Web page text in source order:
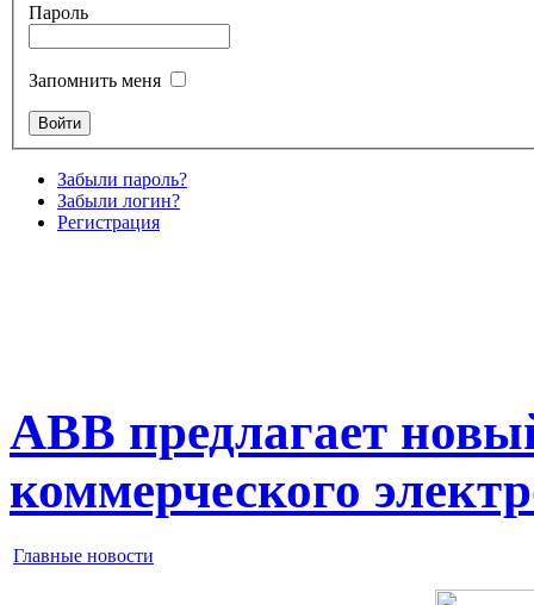
Пароль
Запомнить меня
Забыли пароль?
Забыли логин?
Регистрация
АBB предлагает
коммерческого
Главные новости